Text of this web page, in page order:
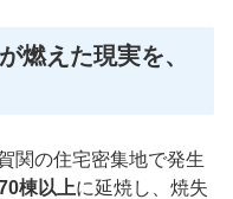
えた現実を、
関の住宅密集地で発生
棟以上に延焼し、焼失